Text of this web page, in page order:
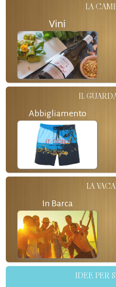
LA
Vini
IL
Abbigliamento
LA
In Barca
IDEE PER